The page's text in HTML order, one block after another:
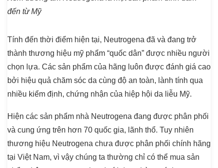
đến từ Mỹ
Tính đến thời điểm hiện tại, Neutrogena đã và đang trở
thành thương hiệu mỹ phẩm “quốc dân” được nhiều người
chọn lựa. Các sản phẩm của hãng luôn được đánh giá cao
bởi hiệu quả chăm sóc da cùng độ an toàn, lành tính qua
nhiều kiểm định, chứng nhận của hiệp hội da liễu Mỹ.
Hiện các sản phẩm nhà Neutrogena đang được phân phối
và cung ứng trên hơn 70 quốc gia, lãnh thổ. Tuy nhiên
thương hiệu Neutrogena chưa được phân phối chính hãng
tại Việt Nam, vì vậy chúng ta thường chỉ có thể mua sản